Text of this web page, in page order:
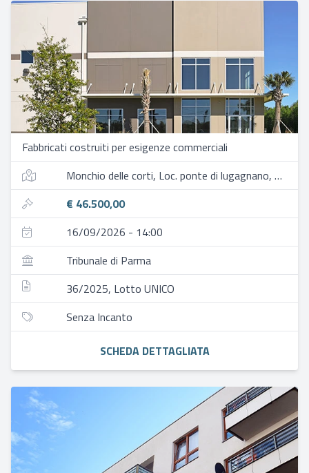
Fabbricati costruiti per esigenze commerciali
Monchio delle corti, Loc. ponte di lugagnano, strada vecciatica, 7-9
€ 46.500,00
16/09/2026 - 14:00
Tribunale di Parma
36/2025, Lotto UNICO
Senza Incanto
SCHEDA DETTAGLIATA